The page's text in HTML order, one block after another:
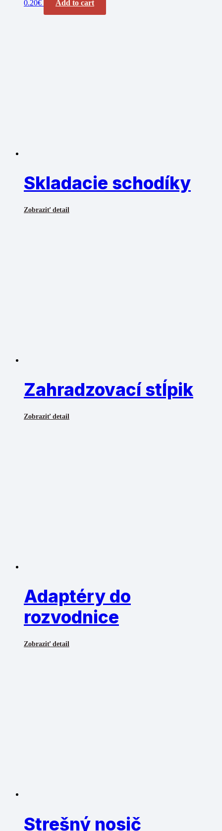
0.20€ Add to cart
Skladacie schodíky
Zobraziť detail
Zahradzovací stĺpik
Zobraziť detail
Adaptéry do
rozvodnice
Zobraziť detail
Strešný nosič